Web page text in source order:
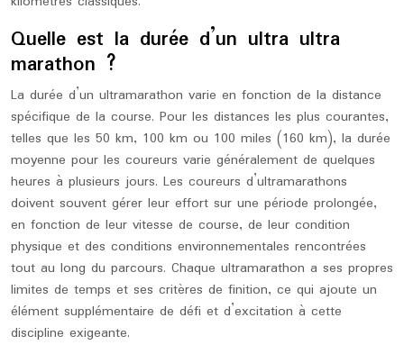
Quelle est la durée d’un ultra ultra
marathon ?
La durée d’un ultramarathon varie en fonction de la distance
spécifique de la course. Pour les distances les plus courantes,
telles que les 50 km, 100 km ou 100 miles (160 km), la durée
moyenne pour les coureurs varie généralement de quelques
heures à plusieurs jours. Les coureurs d’ultramarathons
doivent souvent gérer leur effort sur une période prolongée,
en fonction de leur vitesse de course, de leur condition
physique et des conditions environnementales rencontrées
tout au long du parcours. Chaque ultramarathon a ses propres
limites de temps et ses critères de finition, ce qui ajoute un
élément supplémentaire de défi et d’excitation à cette
discipline exigeante.